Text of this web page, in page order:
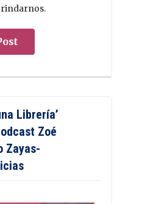
Librería’
Zoé
Zayas-